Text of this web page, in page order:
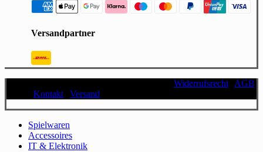
Versandpartner
Widerrufsrecht
AGB
Kontakt Versand
Close
Menu
Spielwaren
Accessoires
IT & Elektronik